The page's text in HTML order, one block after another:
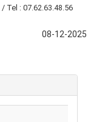
/ Tel : 07.62.63.48.56
08-12-2025